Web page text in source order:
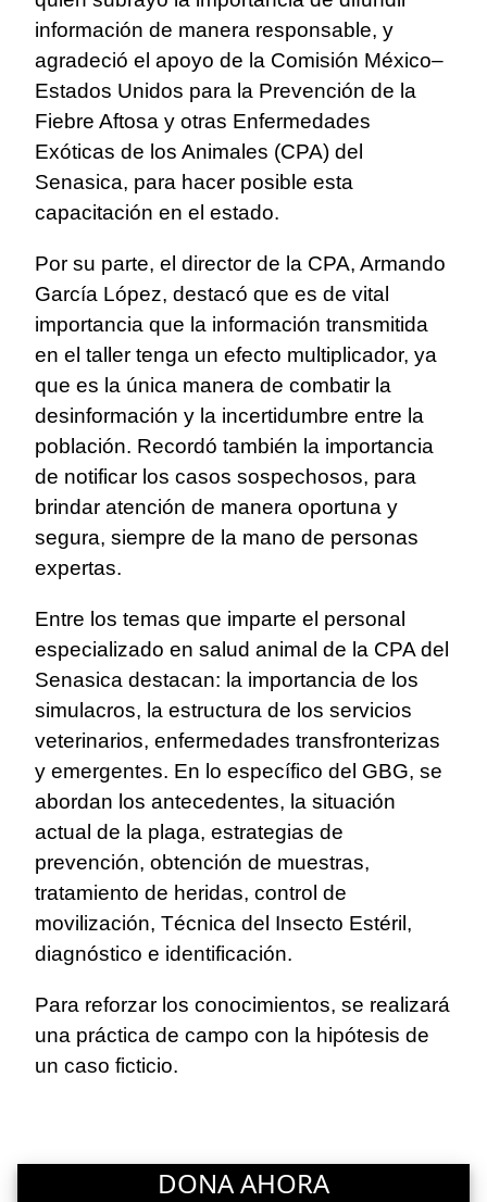
información de manera responsable, y
agradeció el apoyo de la Comisión México–
Estados Unidos para la Prevención de la
Fiebre Aftosa y otras Enfermedades
Exóticas de los Animales (CPA) del
Senasica, para hacer posible esta
capacitación en el estado.
Por su parte, el director de la CPA, Armando
García López, destacó que es de vital
importancia que la información transmitida
en el taller tenga un efecto multiplicador, ya
que es la única manera de combatir la
desinformación y la incertidumbre entre la
población. Recordó también la importancia
de notificar los casos sospechosos, para
brindar atención de manera oportuna y
segura, siempre de la mano de personas
expertas.
Entre los temas que imparte el personal
especializado en salud animal de la CPA del
Senasica destacan: la importancia de los
simulacros, la estructura de los servicios
veterinarios, enfermedades transfronterizas
y emergentes. En lo específico del GBG, se
abordan los antecedentes, la situación
actual de la plaga, estrategias de
prevención, obtención de muestras,
tratamiento de heridas, control de
movilización, Técnica del Insecto Estéril,
diagnóstico e identificación.
Para reforzar los conocimientos, se realizará
una práctica de campo con la hipótesis de
un caso ficticio.
DONA AHORA